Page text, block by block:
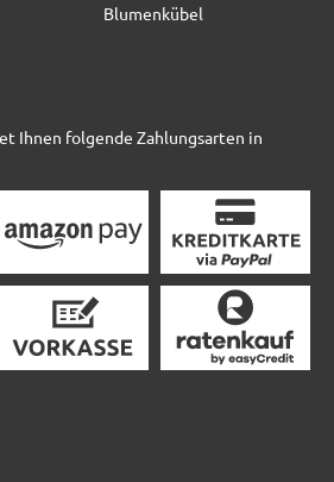
22,90 € *
Blumenkübel
Ihnen folgende Zahlungsarten in